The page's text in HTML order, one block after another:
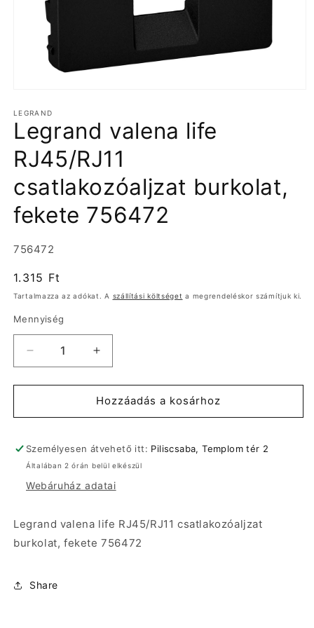
megnyitása
a
modális
párbeszédpanelen
LEGRAND
Legrand valena life
RJ45/RJ11
csatlakozóaljzat burkolat,
fekete 756472
Termékváltozat:
756472
Normál
ár
1.315 Ft
Tartalmazza az adókat. A szállítási költséget a megrendeléskor számítjuk ki.
Mennyiség
Legrand
valena
life
csatlakozóaljzat
fekete
756472
csökkentése
Legrand
valena
life
RJ45/RJ11
csatlakozóaljzat
fekete
756472
növelése
Hozzáadás a kosárhoz
Személyesen átvehető itt: Piliscsaba, Templom tér 2
Általában 2 órán belül elkészül
Webáruház adatai
Legrand valena life RJ45/RJ11 csatlakozóaljzat
burkolat, fekete 756472
Share